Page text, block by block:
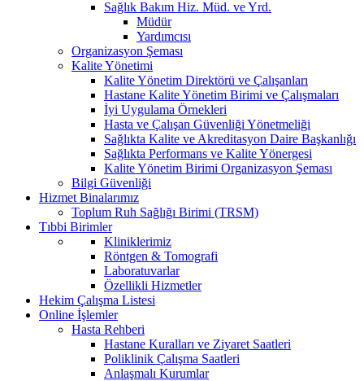
Sağlık Bakım Hiz. Müd. ve Yrd.
Müdür
Yardımcısı
Organizasyon Şeması
Kalite Yönetimi
Kalite Yönetim Direktörü ve Çalışanları
Hastane Kalite Yönetim Birimi ve Çalışmaları
İyi Uygulama Örnekleri
Hasta ve Çalışan Güvenliği Yönetmeliği
Sağlıkta Kalite ve Akreditasyon Daire Başkanlığı
Sağlıkta Performans ve Kalite Yönergesi
Kalite Yönetim Birimi Organizasyon Şeması
Bilgi Güvenliği
Hizmet Binalarımız
Toplum Ruh Sağlığı Birimi (TRSM)
Tıbbi Birimler
Kliniklerimiz
Röntgen & Tomografi
Laboratuvarlar
Özellikli Hizmetler
Hekim Çalışma Listesi
Online İşlemler
Hasta Rehberi
Hastane Kuralları ve Ziyaret Saatleri
Poliklinik Çalışma Saatleri
Anlaşmalı Kurumlar